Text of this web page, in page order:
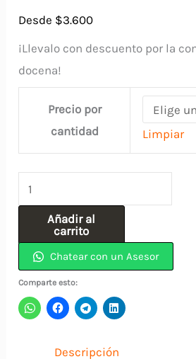
Desde $3.600
¡Llevalo con descuento por la
docena!
Precio por
cantidad
Limpiar
Nylon/Políster
10
Negro
cantidad
Añadir al
carrito
Chatear con un Asesor
Comparte esto:
Descripción